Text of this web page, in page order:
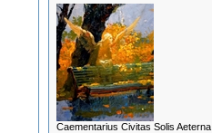
Сaementarius Civitas Solis Aeterna